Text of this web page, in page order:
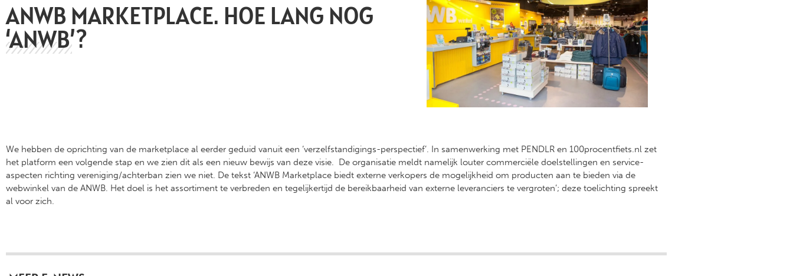
ANWB MARKETPLACE. HOE LANG NOG
‘ANWB’?
We hebben de oprichting van de marketplace al eerder geduid vanuit een ‘verzelfstandigings-perspectief’. In samenwerking met PENDLR en 100procentfiets.nl zet
het platform een volgende stap en we zien dit als een nieuw bewijs van deze visie. De organisatie meldt namelijk louter commerciële doelstellingen en service-
aspecten richting vereniging/achterban zien we niet. De tekst ‘ANWB Marketplace biedt externe verkopers de mogelijkheid om producten aan te bieden via de
webwinkel van de ANWB. Het doel is het assortiment te verbreden en tegelijkertijd de bereikbaarheid van externe leveranciers te vergroten’; deze toelichting spreekt
al voor zich.